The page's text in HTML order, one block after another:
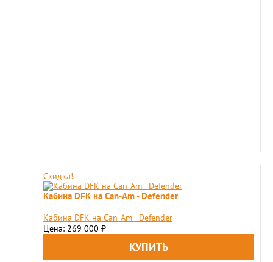
Скидка!
Кабина DFK на Can-Am - Defender
Кабина DFK на Can-Am - Defender
Цена: 269 000 ₽